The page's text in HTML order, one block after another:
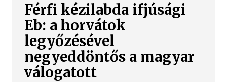
Férfi kézilabda ifjúsági
Eb: a horvátok
legyőzésével
negyeddöntős a magyar
válogatott